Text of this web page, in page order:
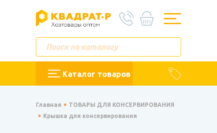
Каталог товаров
Главная
ТОВАРЫ ДЛЯ КОНСЕРВИРОВАНИЯ
Крышка для консервирования